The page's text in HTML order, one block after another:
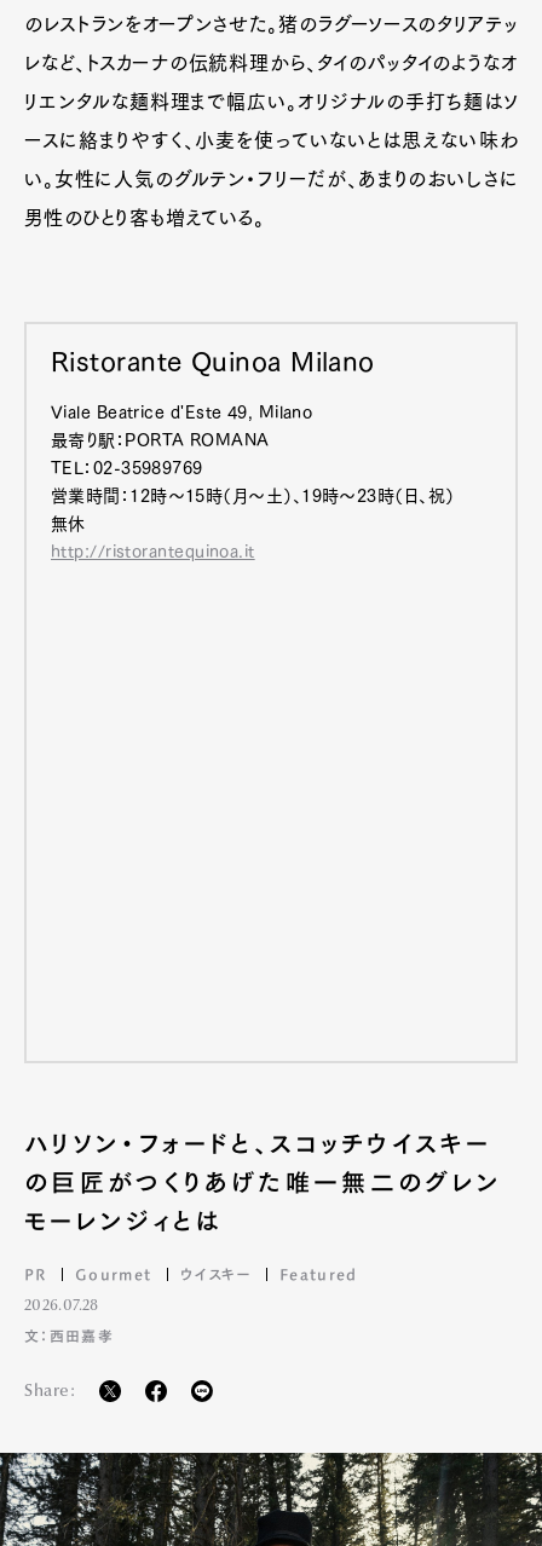
のレストランをオープンさせた。猪のラグーソースのタリアテッ
レなど、トスカーナの伝統料理から、タイのパッタイのようなオ
リエンタルな麺料理まで幅広い。オリジナルの手打ち麺はソ
ースに絡まりやすく、小麦を使っていないとは思えない味わ
い。女性に人気のグルテン・フリーだが、あまりのおいしさに
男性のひとり客も増えている。
Ristorante Quinoa Milano
Viale Beatrice d'Este 49, Milano
最寄り駅：PORTA ROMANA
TEL：02-35989769
営業時間：12時～15時（月～土）、19時～23時（日、祝）
無休
http://ristorantequinoa.it
ハリソン・フォードと、スコッチウイスキー
の巨匠がつくりあげた唯一無二のグレン
モーレンジィとは
PR Gourmet ウイスキー Featured
2026.07.28
文：西田嘉孝
Share: